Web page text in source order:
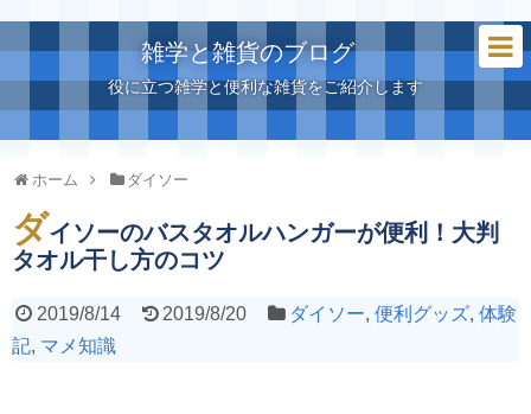
雑学と雑貨のブログ
役に立つ雑学と便利な雑貨をご紹介します
ホーム ダイソー
ダイソーのバスタオルハンガーが便利！大判
タオル干し方のコツ
2019/8/14 2019/8/20 ダイソー,便利グッズ,体験
記, マメ知識